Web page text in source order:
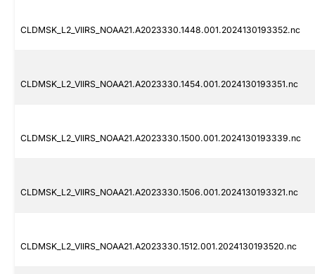
CLDMSK_L2_VIIRS_NOAA21.A2023330.1448.001.2024130193352.nc
CLDMSK_L2_VIIRS_NOAA21.A2023330.1454.001.2024130193351.nc
CLDMSK_L2_VIIRS_NOAA21.A2023330.1500.001.2024130193339.nc
CLDMSK_L2_VIIRS_NOAA21.A2023330.1506.001.2024130193321.nc
CLDMSK_L2_VIIRS_NOAA21.A2023330.1512.001.2024130193520.nc